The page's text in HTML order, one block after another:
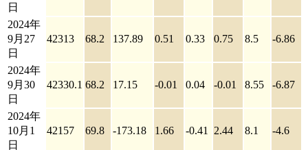
日
2024年
9月27
日
42313 68.2 137.89 0.51 0.33 0.75 8.5 -6.86
2024年
9月30
日
42330.1 68.2 17.15 -0.01 0.04 -0.01 8.55 -6.87
2024年
10月1
日
42157 69.8 -173.18 1.66 -0.41 2.44 8.1 -4.6